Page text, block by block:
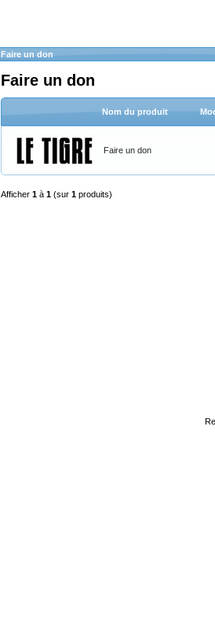
Faire un don
Faire un don
Nom du produit
Faire un don
Afficher 1 à 1 (sur 1 produits)